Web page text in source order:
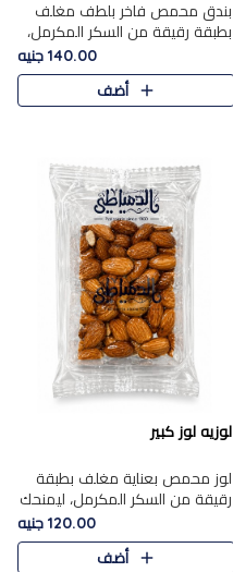
بندق محمص فاخر بلطف مغلف
بطبقة رقيقة من السكر المكرمل،
يجمع بين النكهة الغنية ناتي
والقرمشة الراقية المرضية في
حلوى شرقية أنيقه بطابع مميز.
140.00 جنيه
أضف
لوزيه لوز كبير
لوز محمص بعناية مغلف بطبقة
رقيقة من السكر المكرمل، ليمنحك
قرمشة راقية ونكهة غنية تبرز
فخامة اللوز في كل قطعة.
120.00 جنيه
أضف